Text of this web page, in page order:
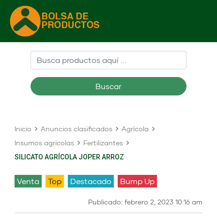
Buscar
Inicio Anuncios clasificados
Agrícola
Insumos agrícolas
Fertilizantes
SILICATO AGRÍCOLA JOPER ARROZ
venta Top Destacado Bump Up
Publicado: febrero 2, 2023 10:16 am